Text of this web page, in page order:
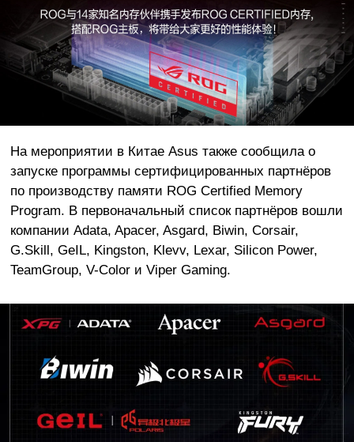
На мероприятии в Китае Asus также сообщила о
запуске программы сертифицированных партнёров
по производству памяти ROG Certified Memory
Program. В первоначальный список партнёров вошли
компании Adata, Apacer, Asgard, Biwin, Corsair,
G.Skill, GeIL, Kingston, Klevv, Lexar, Silicon Power,
TeamGroup, V-Color и Viper Gaming.